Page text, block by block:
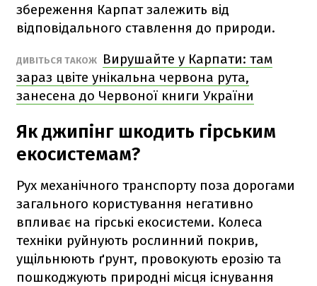
збереження Карпат залежить від
відповідального ставлення до природи.
ДИВІТЬСЯ ТАКОЖ
Вирушайте у Карпати: там
зараз цвіте унікальна червона рута,
занесена до Червоної книги України
Як джипінг шкодить гірським
екосистемам?
Рух механічного транспорту поза дорогами
загального користування негативно
впливає на гірські екосистеми. Колеса
техніки руйнують рослинний покрив,
ущільнюють ґрунт, провокують ерозію та
пошкоджують природні місця існування